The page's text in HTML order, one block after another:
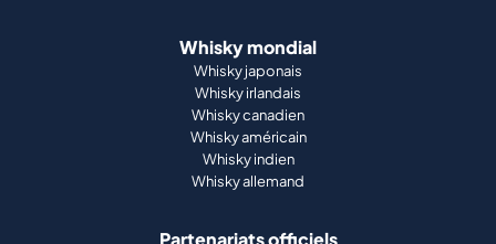
Whisky mondial
Whisky japonais
Whisky irlandais
Whisky canadien
Whisky américain
Whisky indien
Whisky allemand
Partenariats officiels